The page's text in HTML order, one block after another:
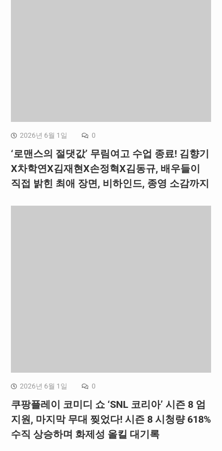
2026년 6월 1일 0
‘로맨스의 절댓값’ 무림여고 수업 종료! 김향기
X차학연X김재현X손정혁X김동규, 배우들이
직접 밝힌 최애 장면, 비하인드, 종영 소감까지
2026년 6월 1일 0
쿠팡플레이 코미디 쇼 ‘SNL 코리아’ 시즌 8 엄
지원, 마지막 무대 찢었다! 시즌 8 시청량 618%
수직 상승하며 화제성 올킬 대기록